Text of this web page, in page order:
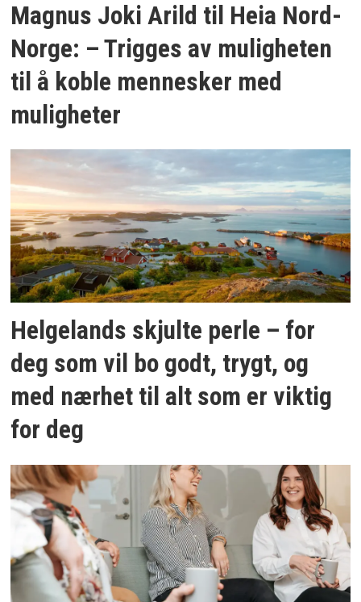
Magnus Joki Arild til Heia Nord-
Norge: – Trigges av muligheten
til å koble mennesker med
muligheter
Helgelands skjulte perle – for
deg som vil bo godt, trygt, og
med nærhet til alt som er viktig
for deg